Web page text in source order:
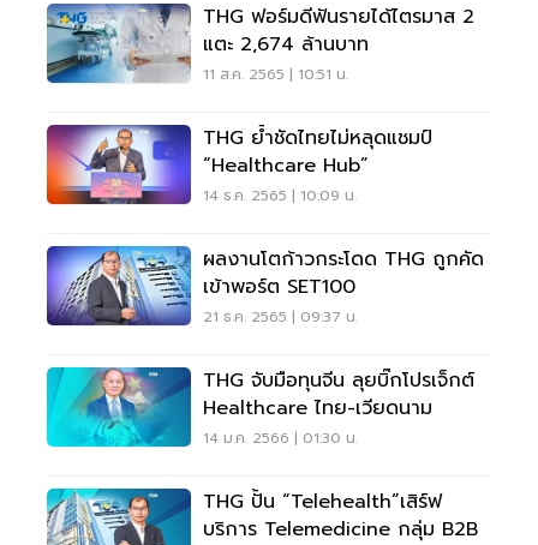
THG ฟอร์มดีฟันรายได้ไตรมาส 2
แตะ 2,674 ล้านบาท
11 ส.ค. 2565 | 10:51 น.
THG ย้ำชัดไทยไม่หลุดแชมป์
“Healthcare Hub”
14 ธ.ค. 2565 | 10:09 น.
ผลงานโตก้าวกระโดด THG ถูกคัด
เข้าพอร์ต SET100
21 ธ.ค. 2565 | 09:37 น.
THG จับมือทุนจีน ลุยบิ๊กโปรเจ็กต์
Healthcare ไทย-เวียดนาม
14 ม.ค. 2566 | 01:30 น.
THG ปั้น “Telehealth”เสิร์ฟ
บริการ Telemedicine กลุ่ม B2B